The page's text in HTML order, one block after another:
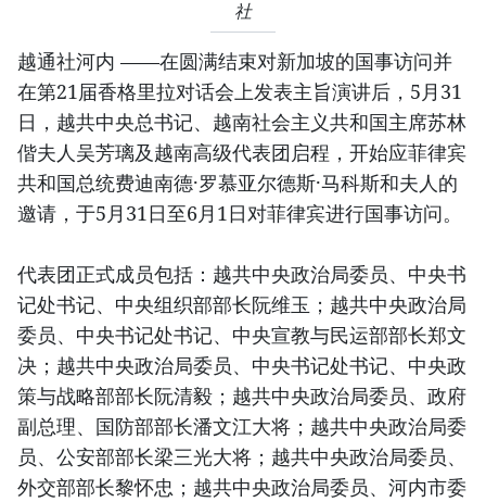
社
越通社河内 ——在圆满结束对新加坡的国事访问并
在第21届香格里拉对话会上发表主旨演讲后，5月31
日，越共中央总书记、越南社会主义共和国主席苏林
偕夫人吴芳璃及越南高级代表团启程，开始应菲律宾
共和国总统费迪南德·罗慕亚尔德斯·马科斯和夫人的
邀请，于5月31日至6月1日对菲律宾进行国事访问。
代表团正式成员包括：越共中央政治局委员、中央书
记处书记、中央组织部部长阮维玉；越共中央政治局
委员、中央书记处书记、中央宣教与民运部部长郑文
决；越共中央政治局委员、中央书记处书记、中央政
策与战略部部长阮清毅；越共中央政治局委员、政府
副总理、国防部部长潘文江大将；越共中央政治局委
员、公安部部长梁三光大将；越共中央政治局委员、
外交部部长黎怀忠；越共中央政治局委员、河内市委